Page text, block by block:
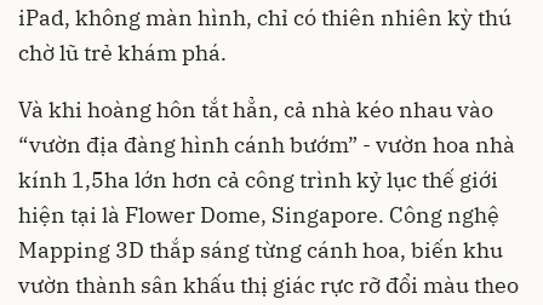
iPad, không màn hình, chỉ có thiên nhiên kỳ thú
chờ lũ trẻ khám phá.
Và khi hoàng hôn tắt hẳn, cả nhà kéo nhau vào
“vườn địa đàng hình cánh bướm” - vườn hoa nhà
kính 1,5ha lớn hơn cả công trình kỷ lục thế giới
hiện tại là Flower Dome, Singapore. Công nghệ
Mapping 3D thắp sáng từng cánh hoa, biến khu
vườn thành sân khấu thị giác rực rỡ đổi màu theo